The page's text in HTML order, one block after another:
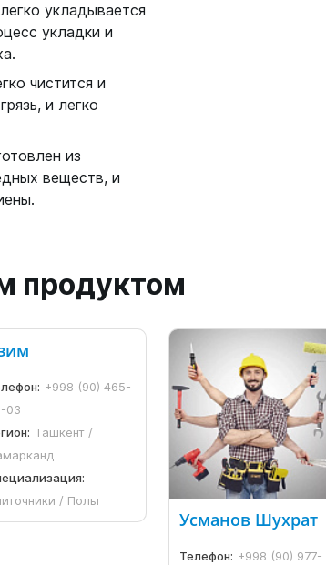
укладывается
укладки и
чистится и
и легко
из
веществ, и
продуктом
+998 (90) 465-
03
Ташкент /
/ Полы
Усманов Шухрат
Телефон: +998 (90) 977-